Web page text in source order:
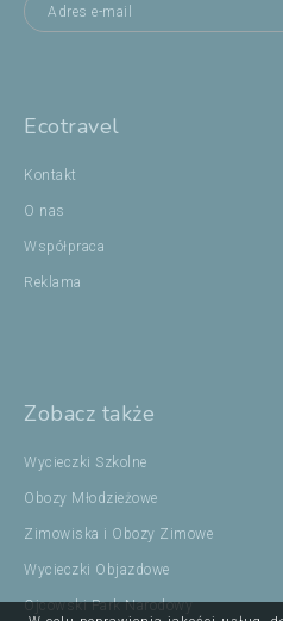
Ecotravel
Kontakt
O nas
Współpraca
Reklama
Zobacz także
Wycieczki Szkolne
Obozy Młodzieżowe
Zimowiska i Obozy Zimowe
Wycieczki Objazdowe
Ojcowski Park Narodowy